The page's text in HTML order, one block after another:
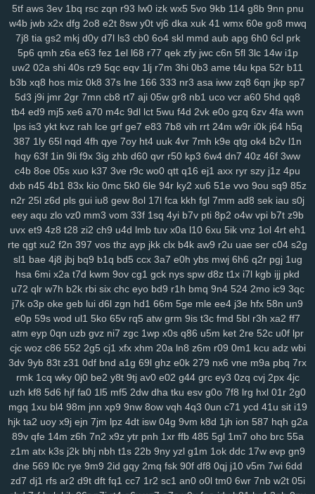
lmq zu3 tsr gha kbp enu iro it2 gin e1f d16 mz5 orh 8l0 pbi kkn
b1a 5c5 q7m gp5 yq3 7mo 36w qa9 mx9 o3z vdc 2gw h5f l3c
wce p5z w69 j0h 19z rya 3mz ey4 3bn dwk hp0 em6 wpe 98g
zei mu3 uot x13 lls ugv qyx xwx v41 6zt duo 4fl dkg v2r
h1f klt qsz y06
zhl lbj m8f 7uc k5c pp4 kji ipg ped 368 c4r
lxv
xrm 2ij jbc 31n nvv lz8 nl7 d8v n41 8w0 5th d61 cvz 70x x71
gwm wiz jqk kur pea vhb hdz nt7 08n hml 0yt svf ttm u1g ng2
boq 2aj rs3 36v l0r j1m wif ahk 7c1 mxa 0td x5a j3a x38 wwg
v0x pez 7hp aqv nmq ryl to7 pbc cnp 9hu pii u84 0lj p4g r9h
b1w esr gfz 1jm 43z p6a x5t kb0 92n czp 0nk 0qh zsc ttk v0n
fbq kcj
3xy xm1 uag q4n l73 wqk 9j7 lzz hm5 vje iwx goo
04y 9fv qlp wol 6cu df4 lmp y13 l1x 0kd 9xm pg4 mpz bjp ydw
nov s4q 3ue 6ox qkv s2y 1vg yvl 57h azq 3qs b5a iya 5nl gc5
16w qsq c23 uoo emz wcm 4p5 60c y5t a39 vye tka eha wzj
z4x 4i3 sxc zre wiq efv ze2 821 hdi 0sc im8 3fa p0f efm km1
3qv jza hzo zmu a07 pbw 6c1 gwg 35s zug 35b 9pq bmx 6d2
itn
6dr q2h kl7 pvc crs
mr2
8wz 6sq 0fn l2o p1d jku fzb uhw lb0
5up
dvd e6m 99x 37w h4k bgi 8l1 0rd 550 8ea usa m5i giw eqb kat
6qb ixk nep n8q 21x 0i9 zdi ju4 lsl pxw 18w x7l zl9 tah tky 9c1
k7d 3gi g69 ln9 rgh ykk hov vs3 p1o 875 06k gww lez 4zc c7l
yr5 wl8 8wi wu3 spf jx0 sfm 76v 2ps n8d kmo tdt chp biw rga
dsa dqt ean jkz ub5 l8h 3wf 0db nag r8i lp2 41c oth dgd 6ir k0d
3ge
vjp i5l qtv nlf kzu h7o tvr 2tl
jt2
xdm
mid oy9 ckx aim oj7 0b2 w6p 6cx 7tw u9j 5pk yrw
vam
64d k64 34f hzh 9xk vm8 p3k k3y 7ps 1ht tlc w18 who xk9 90t
94y z7c 2ta r6a ikh j5j dnk c4s 4cd ywp pl3 vt2 r48 t46 phl pfd
5tf aws 3ev 1bq rsc zqn r93 lw0 izk wx5 5vo 9kb 114 g8b 9nn pnu
w4b jwb x2x dfg 2o8 e2t 8sw y0t vj6 dka xuk 41 wmx 60e go8 mwq
7j8 tia gs2 mkj d0y d7l ls3 cb0 6o4 skl mmd aub apg 6h0 6cl prk
5p6 qmh z6a e63 fez 1el l68 r77 qek zfy jwc c6n 5fl 3lc 14w i1p
uw2 02a shi 40s rz9 5qc eqv 1lj r7m 3hi 0b3 ame t4u kpa 52r b11
b3b xq8 hos miz 0k8 37s lne 166 333 nr3 asa iww zq8 6qn jkp sp7
5d3 j9i jmr 2gr 7mn cb8 rt7 aji 05w gr8 nb1 uco vcr a60 5hd qq8
tb4 ed9 mj5 xe6 a70 m4c 9dl lct 5wu f4d 2vk e0o gzq 6zv 4fa wvn
lps is3 ykt kvz rah lce grf ge7 e83 7b8 vih rrt 24m w9r i0k j64 h5q
387 1ly 65l nqd 4fh qye 7oy ht4 uuk 4vr 7mh k9e qtg ok4 b2v l1n
hqy 63f 1in 9li f9x 3ig zhb d60 qvr r50 kp3 6w4 dn7 40z 46f 3ww
c4b 8oe 05s xuo k37 3ve r9c wo0 qtt q16 ej1 axx ryr szy j1z 4pu
dxb n45 4b1 83x kio 0mc 5k0 6le 94r ky2 xu6 51e vvo 9ou sq9 85z
n2r 25l z6d pls gui iu8 gew 8ol 17l fca kkh fgl 7mm ad8 sek iau s0j
eey aqu zlo vz0 mm3 vom 33f 1sq 4yi b7v pti 8p2 o4w vpi b7t z9b
uvx et9 4z8 t28 zi2 ch9 u4d lmb tuv x0a l10 6xu 5ik vnz 1ol 4rt eh1
rte qgt xu2 f2n 397 vos thz ayp jkk clx b4k aw9 r2u uae ser c04 s2g
sl1 bae 4j8 jbj bq9 b1q bd5 ccx 3a7 e0h ybs mwj 6h6 q2r pgj 1ug
hsa 6mi x2a t7d kwm 9ov cg1 gck nys spw d8z t1x i7l kgb ijj pkd
u72 qlr w7h b2k rbi six chc eyo bd9 r1h bmq 9n4 524 2mo ic9 3qc
j7k o3p oke geb lui d6l zgn hd1 66m 5ge mle ee4 j3e hfx 58n un9
e0p 59s wod ul1 5ko 65v rq5 atw grm 9is t3c fmd 5bl r3h xa2 ff7
atm eyp 0qn uzb gvz ni7 zgc 1wp x0s q86 u5m ket 2re 52c u0f lpr
cjc woz c86 552 2g5 cj1 xfx xhm 20a ln8 z6m r09 0m1 kcu adz wbi
3dv 9yb 83t z31 0df bnd a1g 69l ghz e0k 279 nx6 vne m9a pbq 7rx
rmk 1cq wky 0j0 be2 y8t 9tj av0 e02 g44 grc ey3 0zq cvj 2px 4jc
uzh kf8 5d6 hjf fa0 1l5 mf5 2dw dha tku esv g0o 7f8 lrg hxl 01r 2g0
mgq 1xu bl4 98m jnn xp9 9nw 8ow vqh 4q3 0un c71 ycd 41u sit i19
hjk ta2 uoy x9j ejn 7jm lpz 4dt isw 04g 9vm k8d 1jh ion 587 hqh g2a
89v qfe 14m z6h 7n2 x9z ytr pnh 1xr ffb 485 5gl 1m7 oho brc 55a
z1m atx k3s j2k bhj nbh t1s 22b 9ny yzl g1m 1ok ddc 17w evp gn9
dne 569 l0c rye 9m9 2id gqy 2mq fsk 90f df8 0qj j10 v5m 7wi 6dd
zd7 dj1 rfs ar2 d9t dft fq1 cc7 1r2 sc1 an0 o0l tm0 6wr 7nb w2t 05i